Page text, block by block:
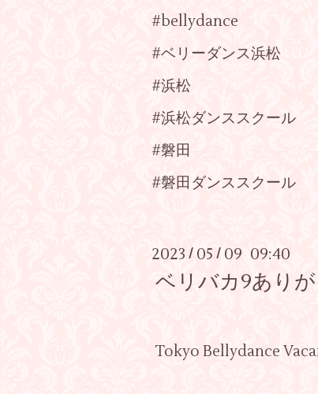
#bellydance
#ベリーダンス浜松
#浜松
#浜松ダンススクール
#磐田
#磐田ダンススクール
2023 / 05 / 09 09:40
ベリバカ9あり
Tokyo Bellydance